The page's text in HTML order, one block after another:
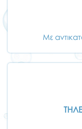
Με